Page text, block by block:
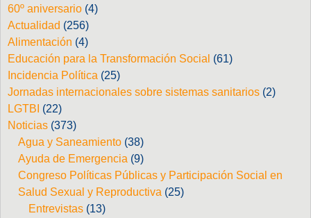
60º aniversario (4)
Actualidad (256)
Alimentación (4)
Educación para la Transformación Social (61)
Incidencia Política (25)
Jornadas internacionales sobre sistemas sanitarios (2)
LGTBI (22)
Noticias (373)
Agua y Saneamiento (38)
Ayuda de Emergencia (9)
Congreso Políticas Públicas y Participación Social en
Salud Sexual y Reproductiva (25)
Entrevistas (13)